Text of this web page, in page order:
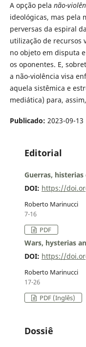
A opção pela não-
ideológicas, mas pela
perversas da espiral
utilização de recursos
no objeto em disputa
os oponentes. E,
a não-violência visa
aquela sistêmica e
mediática) para,
Publicado: 2023-09-13
Editorial
Guerras,
DOI: https://
Roberto Marinucci
7-16
PDF
Wars, hysterias
DOI: https://
Roberto Marinucci
17-26
PDF (Inglês)
Dossiê